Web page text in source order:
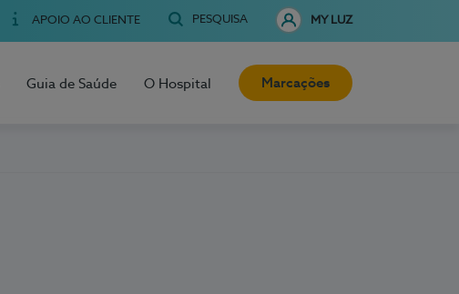
APOIO AO CLIENTE PESQUISA MY LUZ
Guia de Saúde O Hospital Marcações